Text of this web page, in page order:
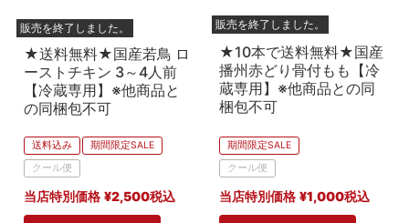
販売を終了しました。
★送料無料★国産若鳥 ロ
ーストチキン 3～4人前
【冷蔵専用】※他商品と
の同梱包不可
送料込み
期間限定SALE
クール便
当店特別価格 ¥2,500税込
販売を終了しました。
★10本で送料無料★国産
播州赤どり骨付もも【冷
蔵専用】※他商品との同
梱包不可
期間限定SALE
クール便
当店特別価格 ¥1,000税込